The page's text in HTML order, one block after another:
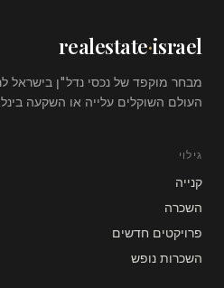
realestate·israel
מבחר מוקפד של נכסי נדל"ן בישראל
העולם השוקלים עלייה או השקעה
גילוי
קנייה
השכרה
פרויקטים חדשים
השכרות נופש